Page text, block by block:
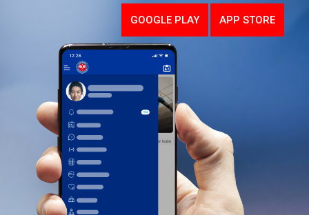
GOOGLE PLAY APP STORE